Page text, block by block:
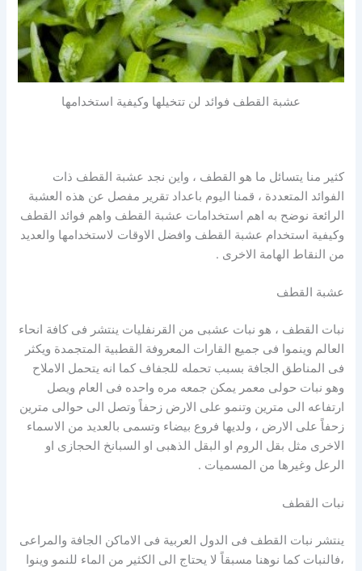
عشبة القطف فوائد لن تتخيلها وكيفية استخدامها
كثير منا يتسائل ما هو القطف ، واين نجد عشبة القطف ذات
الفوائد المتعددة ، قمنا اليوم باعداد تقرير مفصل عن هذه العشبة
الرائعة نوضح به اهم استخدامات عشبة القطف واهم فوائد القطف
وكيفية استخدام عشبة القطف وافضل الاوقات لاستخدامها والعديد
من النقاط الهامة الاخرى .
عشبة القطف
نبات القطف ، هو نبات عشبى من القرنفليات ينتشر فى كافة انحاء
العالم وينموا فى جميع القارات المعروفة القطبية المتجمدة ويكثر
فى المناطق الجافة بسبب تحمله للجفاف كما انه يتحمل الاملاح
وهو نبات حولى معمر يمكن جمعه مره واحده فى العام ويصل
ارتفاعه الى مترين وتنمو على الارض زحفاً وتصل الى حوالى مترين
زحفاً على الارض ، ولديها فروع بيضاء وتسمى بالعديد من الاسماء
الاخرى مثل بقل الروم او البقل الذهبى او السبانخ الحجازى او
الرعل وغيرها من المسميات .
نبات القطف
ينتشر نبات القطف فى الدول العربية فى الاماكن الجافة والمراعى
،فالنبات كما نوهنا مسبقاً لا يحتاج الى الكثير من الماء للنمو وينوا